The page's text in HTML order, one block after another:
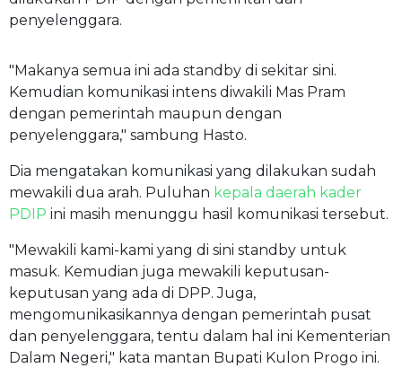
penyelenggara.
"Makanya semua ini ada standby di sekitar sini.
Kemudian komunikasi intens diwakili Mas Pram
dengan pemerintah maupun dengan
penyelenggara," sambung Hasto.
Dia mengatakan komunikasi yang dilakukan sudah
mewakili dua arah. Puluhan kepala daerah kader
PDIP ini masih menunggu hasil komunikasi tersebut.
"Mewakili kami-kami yang di sini standby untuk
masuk. Kemudian juga mewakili keputusan-
keputusan yang ada di DPP. Juga,
mengomunikasikannya dengan pemerintah pusat
dan penyelenggara, tentu dalam hal ini Kementerian
Dalam Negeri," kata mantan Bupati Kulon Progo ini.